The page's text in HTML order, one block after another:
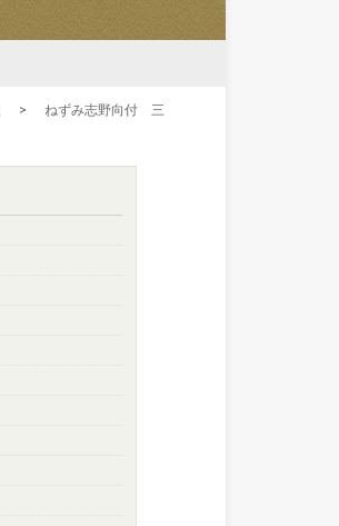
> ねずみ志野向付 三